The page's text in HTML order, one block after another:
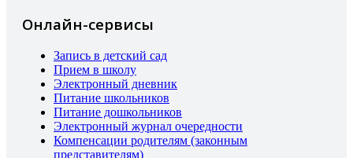
Онлайн-сервисы
Запись в детский сад
Прием в школу
Электронный дневник
Питание школьников
Питание дошкольников
Электронный журнал очередности
Компенсации родителям (законным
представителям)